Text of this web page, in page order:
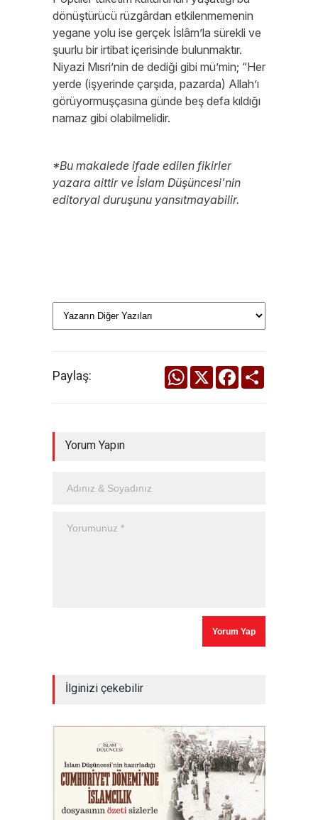
dönüştürücü rüzgârdan etkilenmemenin
yegane yolu ise gerçek İslâm’la sürekli ve
şuurlu bir irtibat içerisinde bulunmaktır.
Niyazi Mısri’nin de dediği gibi mü’min; “Her
yerde (işyerinde çarşıda, pazarda) Allah’ı
görüyormuşçasına günde beş defa kıldığı
namaz gibi olabilmelidir.
*Bu makalede ifade edilen fikirler
yazara aittir ve İslam Düşüncesi'nin
editoryal duruşunu yansıtmayabilir.
Paylaş: WhatsApp
X Facebook
Yorum Yapın
İlginizi çekebilir